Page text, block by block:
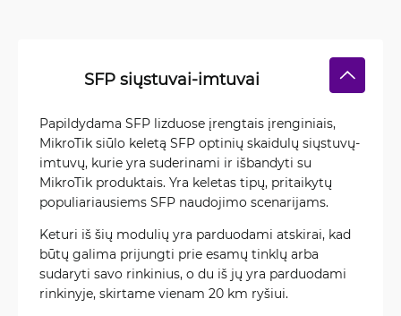
SFP siųstuvai-imtuvai
Papildydama SFP lizduose įrengtais įrenginiais,
MikroTik siūlo keletą SFP optinių skaidulų siųstuvų-
imtuvų, kurie yra suderinami ir išbandyti su
MikroTik produktais. Yra keletas tipų, pritaikytų
populiariausiems SFP naudojimo scenarijams.
Keturi iš šių modulių yra parduodami atskirai, kad
būtų galima prijungti prie esamų tinklų arba
sudaryti savo rinkinius, o du iš jų yra parduodami
rinkinyje, skirtame vienam 20 km ryšiui.